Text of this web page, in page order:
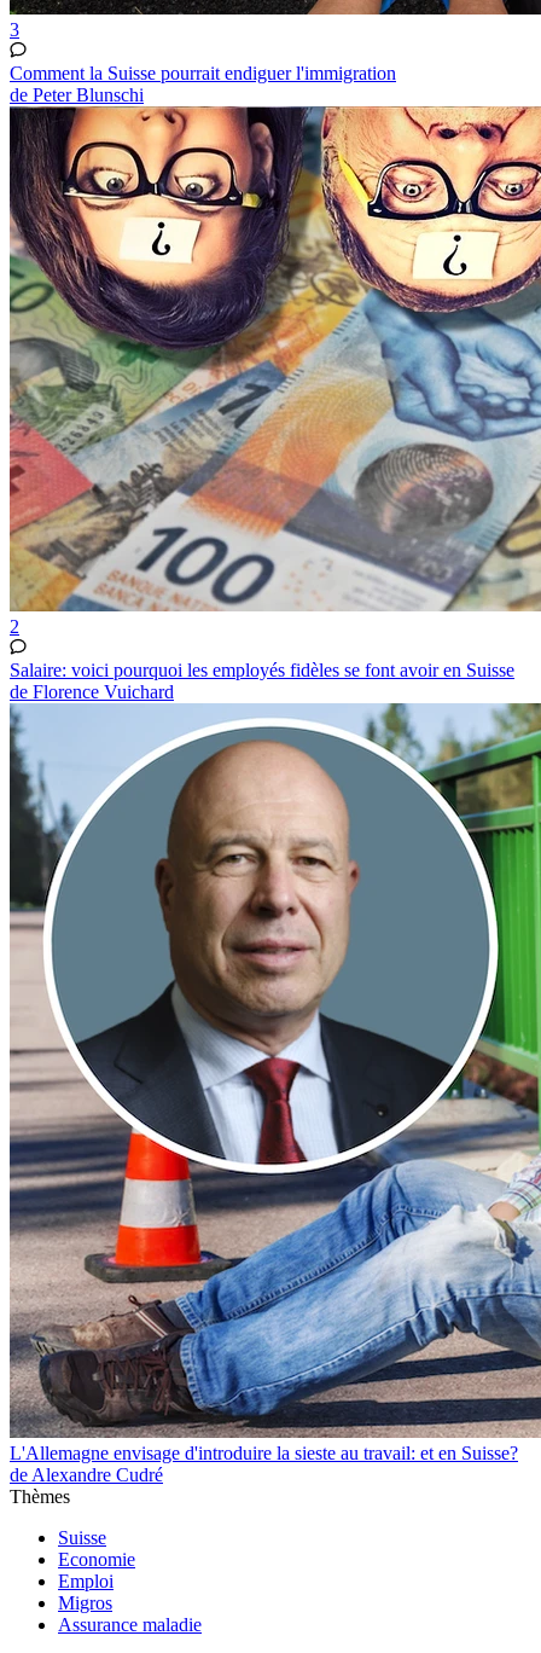
3
Comment la Suisse pourrait endiguer l'immigration
de Peter Blunschi
2
Salaire: voici pourquoi les employés fidèles se font avoir en Suisse
de Florence Vuichard
L'Allemagne envisage d'introduire la sieste au travail: et en Suisse?
de Alexandre Cudré
Thèmes
Suisse
Economie
Emploi
Migros
Assurance maladie